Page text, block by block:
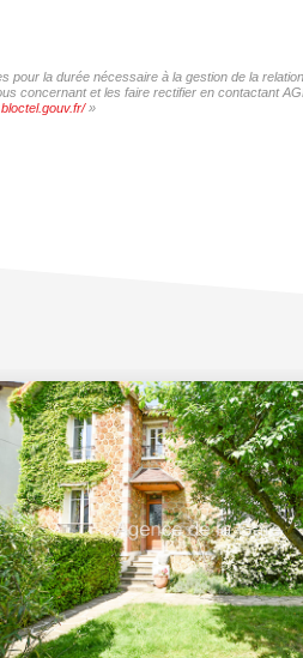
la durée nécessaire à la gestion de la
concernant et les faire rectifier en contactant
»